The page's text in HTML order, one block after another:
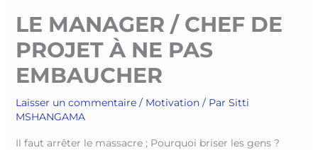
LE MANAGER / CHEF DE
PROJET À NE PAS
EMBAUCHER
Laisser un commentaire / Motivation/ Par Sitti
MSHANGAMA
Il faut arrêter le massacre ; Pourquoi briser les gens ?